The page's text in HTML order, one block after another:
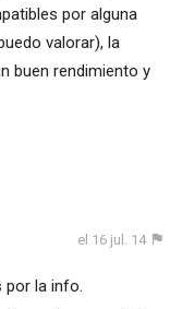
por alguna
valorar), la
buen rendimiento y
el 16 jul. 14
por la info.